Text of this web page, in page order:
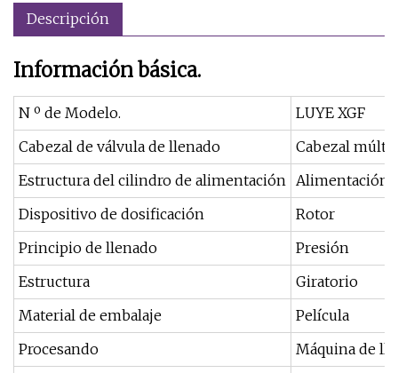
Descripción
Información básica.
N º de Modelo.
LUYE XGF
Cabezal de válvula de llenado
Cabezal
Estructura del cilindro de alimentación Alimentación
Dispositivo de dosificación
Rotor
Principio de llenado
Presión
Estructura
Giratorio
Material de embalaje
Película
Procesando
Máquina de